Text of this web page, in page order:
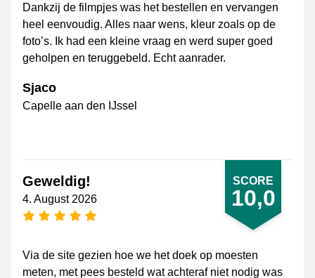
Dankzij de filmpjes was het bestellen en vervangen
heel eenvoudig. Alles naar wens, kleur zoals op de
foto’s. Ik had een kleine vraag en werd super goed
geholpen en teruggebeld. Echt aanrader.
Sjaco
Capelle aan den IJssel
SCORE
10,0
Geweldig!
4. August 2026
[_General:NumberOfStarsPluralFormat]
Via de site gezien hoe we het doek op moesten
meten, met pees besteld wat achteraf niet nodig was